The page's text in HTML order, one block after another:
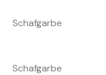
Schafgarbe
Schafgarbe